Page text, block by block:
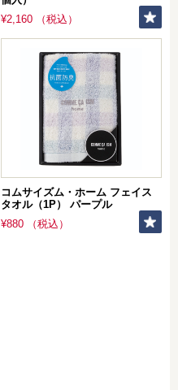
¥2,160 （税込）
コムサイズム・ホーム フェイス
タオル（1P） パープル
¥880 （税込）